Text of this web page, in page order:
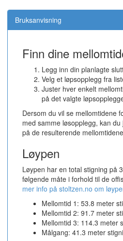
Bruksanvisning
Finn dine
Legg inn din planlagte
Velg et løpsopplegg fra
Juster hver enkelt
på det valgte
Dersom du vil se mellomtidene
med samme løsopplegg, kan
på de resulterende
Løypen
Løypen har en total stigning på
følgende måte i forhold til de
mer info på stoltzen.no om
Mellomtid 1: 53.8 meter
Mellomtid 2: 91.7 meter
Mellomtid 3: 114.3 meter
Målgang: 41.3 meter